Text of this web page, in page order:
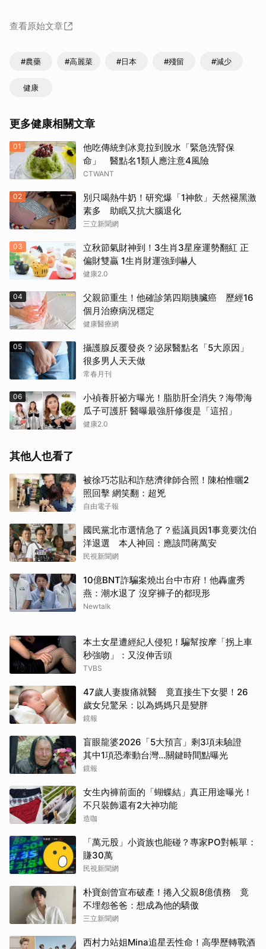
查看原始文章
#農藥 #高麗菜 #日本 #殘留 #減少
健康
更多健康相關文章
01
他吃傳統剉冰竟拉到脫水「緊急洗腎保
命」 醫點名1類人應注意4風險
CTWANT
02
別只喝熱牛奶！研究爆「1神飲」天然褪黑激
素多 助眠又抗大腦退化
三立新聞網
03
立秋節氣財神到！3生肖3星座運勢翻紅 正
偏財雙贏 1生肖財運強到嚇人
健康2.0
04
父親節重生！他確診第四期胰臟癌 歷經16
個月治療病況穩定
健康醫療網
05
攝護腺反覆發炎？泌尿醫點名「5大原因」
很多男人天天做
常春月刊
06
小禎養肝祕方曝光！脂肪肝全消失？海帶海
瓜子可護肝 醫曝最強肝修復是「這招」
健康2.0
其他人也看了
被徐巧芯貼和詐慈濟律師合照！陳柏惟曬2
照回擊 網笑翻：超兇
自由電子報
國民黨北市選情急了？藍議員因1事竟要沈伯
洋退選 本人神回：應該問蔣萬安
民視新聞網
10億BNT詐騙案燒出台中市府！他轟盧秀
燕：潮水退了 沒穿褲子的都現形
Newtalk
本土女星遭經紀人侵犯！騙幫按摩「拐上車
秒強吻」：又沒伸舌頭
TVBS
47歲人妻腹痛就醫 竟直接生下女嬰！26
歲女兒驚呆：以為媽媽只是變胖
鏡報
盲眼龍婆2026「5大預言」剩3項未驗證
其中1項恐牽動台灣...關鍵時間點曝光
鏡報
女生內褲前面的「蝴蝶結」真正用途曝光！
不只裝飾還有2大神功能
造咖
「萬元股」小資族也能碰？專家PO對帳單：
賺30萬
民視新聞網
朴寶劍曾宣布破產！捲入父親8億債務 竟
不埋怨爸爸：想成為他的驕傲
三立新聞網
西村力站姐Mina追星丟性命！高學歷轉戰酒